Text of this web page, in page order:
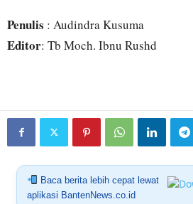
Penulis : Audindra Kusuma
Editor: Tb Moch. Ibnu Rushd
Baca berita lebih cepat lewat
aplikasi BantenNews.co.id